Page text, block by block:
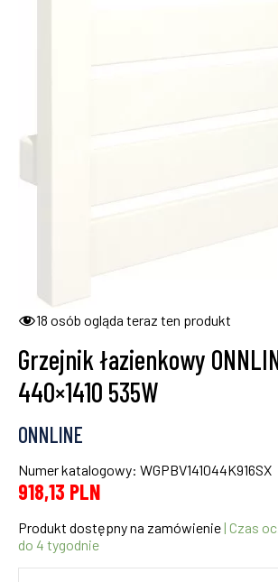
18 osób ogląda teraz ten produkt
Grzejnik łazienkowy
440×1410 535W
ONNLINE
Numer katalogowy: WGPBV141044K916SX
918,13 PLN
Produkt dostępny na zamówienie| Czas
do 4 tygodnie